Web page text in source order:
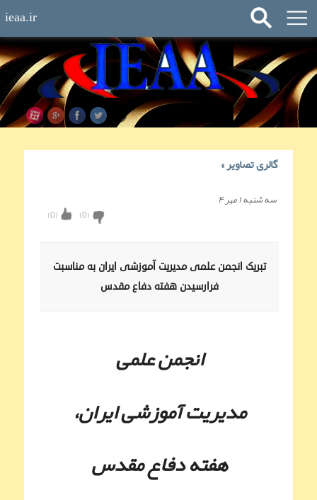
ieaa.ir
گالری تصاویر»
سه شنبه ۱ مهر ۴
(
0
) (
0
)
تبریک انجمن علمی مديريت آموزشی ایران به مناسبت
فرارسیدن هفته دفاع مقدس
انجمن علمی
مدیریت آموزشی ایران،
هفته دفاع مقدس